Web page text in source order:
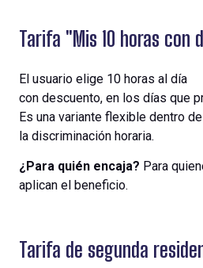
Tarifa "Mis 10 horas con
El usuario elige 10 horas al día
con descuento, en los días que
Es una variante flexible dentro de
la discriminación horaria.
¿Para quién encaja? Para
aplican el beneficio.
Tarifa de segunda